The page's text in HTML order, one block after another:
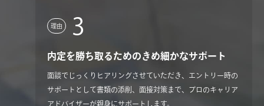
理由 3
内定を勝ち取るためのきめ細かなサポート
面談でじっくりヒアリングさせていただき、エントリー時の
サポートとして書類の添削、面接対策まで、プロのキャリア
アドバイザーが親身にサポートします。